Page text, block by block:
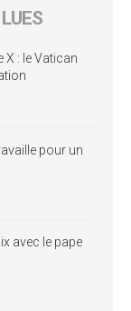
X : le Vatican
pour un
avec le pape